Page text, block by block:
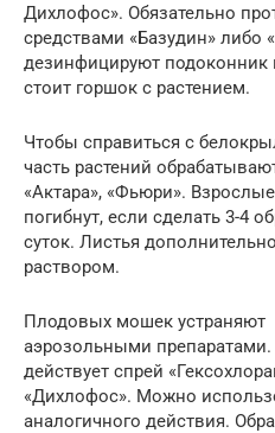
Дихлофос». Обязательно
средствами «Базудин» либо
дезинфицируют подоконник
стоит горшок с растением.
Чтобы справиться с
часть растений
«Актара», «Фьюри».
погибнут, если сделать 3-4
суток. Листья
раствором.
Плодовых мошек устраняют
аэрозольными
действует спрей
«Дихлофос». Можно
аналогичного действия.